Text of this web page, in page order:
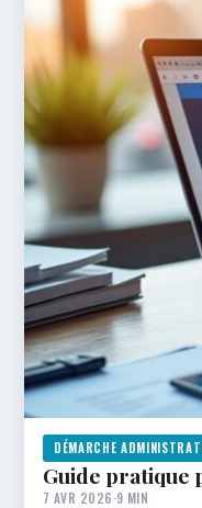
DÉMARCHE
Guide pratique
7 AVR 2026·9 MIN